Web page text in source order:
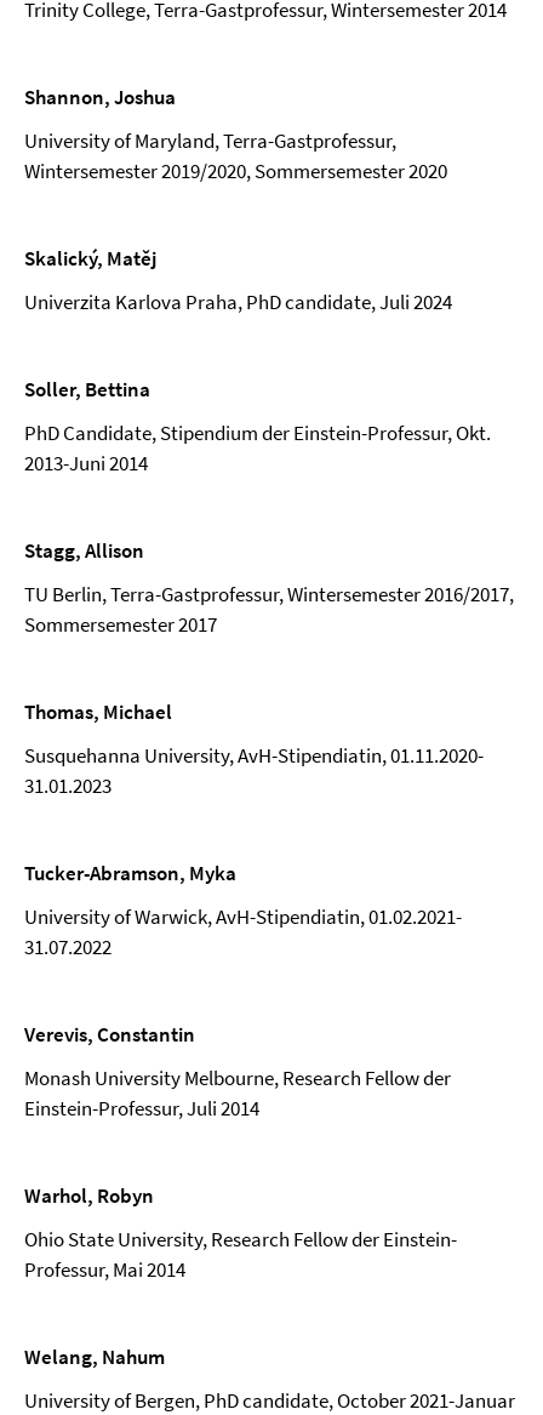
Trinity College, Terra-Gastprofessur, Wintersemester 2014
Shannon, Joshua
University of Maryland, Terra-Gastprofessur,
Wintersemester 2019/2020, Sommersemester 2020
Skalický, Matěj
Univerzita Karlova Praha, PhD candidate, Juli 2024
Soller, Bettina
PhD Candidate, Stipendium der Einstein-Professur, Okt.
2013-Juni 2014
Stagg, Allison
TU Berlin, Terra-Gastprofessur, Wintersemester 2016/2017,
Sommersemester 2017
Thomas, Michael
Susquehanna University, AvH-Stipendiatin, 01.11.2020-
31.01.2023
Tucker-Abramson, Myka
University of Warwick, AvH-Stipendiatin, 01.02.2021-
31.07.2022
Verevis, Constantin
Monash University Melbourne, Research Fellow der
Einstein-Professur, Juli 2014
Warhol, Robyn
Ohio State University, Research Fellow der Einstein-
Professur, Mai 2014
Welang, Nahum
University of Bergen, PhD candidate, October 2021-Januar